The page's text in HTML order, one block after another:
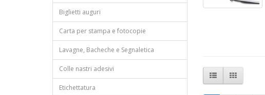
Biglietti auguri
Carta per stampa e fotocopie
Lavagne, Bacheche e Segnaletica
Colle nastri adesivi
Etichettatura